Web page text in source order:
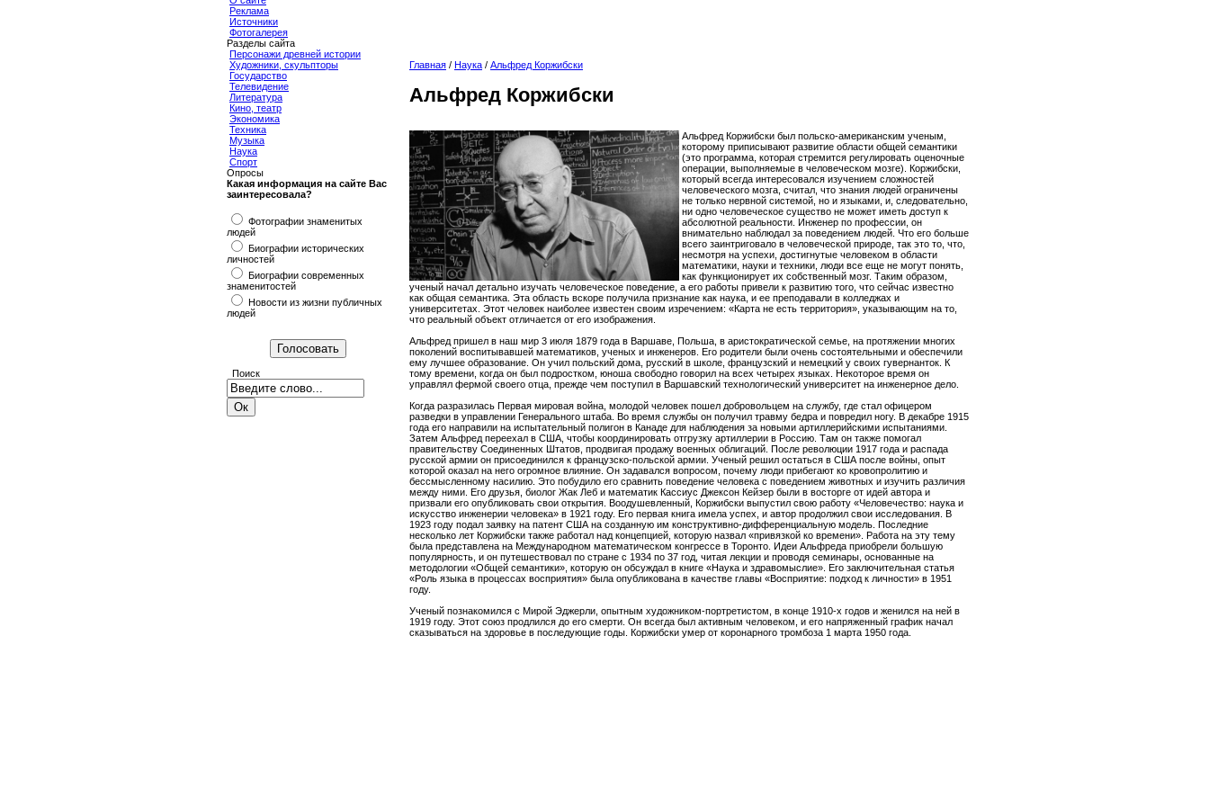
Реклама
Источники
Фотогалерея
Разделы сайта
Персонажи древней истории
Художники, скульпторы
Государство
Телевидение
Литература
Кино, театр
Экономика
Техника
Музыка
Наука
Спорт
Опросы
Какая информация на сайте Вас
заинтересовала?
Фотографии знаменитых
людей
Биографии исторических
личностей
Биографии современных
знаменитостей
Новости из жизни публичных
людей
Поиск
Главная / Наука / Альфред Коржибски
Альфред Коржибски
Альфред Коржибски был польско-американским ученым,
которому приписывают развитие области общей семантики
(это программа, которая стремится регулировать оценочные
операции, выполняемые в человеческом мозге). Коржибски,
который всегда интересовался изучением сложностей
человеческого мозга, считал, что знания людей ограничены
не только нервной системой, но и языками, и, следовательно,
ни одно человеческое существо не может иметь доступ к
абсолютной реальности. Инженер по профессии, он
внимательно наблюдал за поведением людей. Что его больше
всего заинтриговало в человеческой природе, так это то, что,
несмотря на успехи, достигнутые человеком в области
математики, науки и техники, люди все еще не могут понять,
как функционирует их собственный мозг. Таким образом,
ученый начал детально изучать человеческое поведение, а его работы привели к развитию того, что сейчас известно
как общая семантика. Эта область вскоре получила признание как наука, и ее преподавали в колледжах и
университетах. Этот человек наиболее известен своим изречением: «Карта не есть территория», указывающим на то,
что реальный объект отличается от его изображения.
Альфред пришел в наш мир 3 июля 1879 года в Варшаве, Польша, в аристократической семье, на протяжении многих
поколений воспитывавшей математиков, ученых и инженеров. Его родители были очень состоятельными и обеспечили
ему лучшее образование. Он учил польский дома, русский в школе, французский и немецкий у своих гувернанток. К
тому времени, когда он был подростком, юноша свободно говорил на всех четырех языках. Некоторое время он
управлял фермой своего отца, прежде чем поступил в Варшавский технологический университет на инженерное дело.
Когда разразилась Первая мировая война, молодой человек пошел добровольцем на службу, где стал офицером
разведки в управлении Генерального штаба. Во время службы он получил травму бедра и повредил ногу. В декабре 1915
года его направили на испытательный полигон в Канаде для наблюдения за новыми артиллерийскими испытаниями.
Затем Альфред переехал в США, чтобы координировать отгрузку артиллерии в Россию. Там он также помогал
правительству Соединенных Штатов, продвигая продажу военных облигаций. После революции 1917 года и распада
русской армии он присоединился к французско-польской армии. Ученый решил остаться в США после войны, опыт
которой оказал на него огромное влияние. Он задавался вопросом, почему люди прибегают ко кровопролитию и
бессмысленному насилию. Это побудило его сравнить поведение человека с поведением животных и изучить различия
между ними. Его друзья, биолог Жак Леб и математик Кассиус Джексон Кейзер были в восторге от идей автора и
призвали его опубликовать свои открытия. Воодушевленный, Коржибски выпустил свою работу «Человечество: наука и
искусство инженерии человека» в 1921 году. Его первая книга имела успех, и автор продолжил свои исследования. В
1923 году подал заявку на патент США на созданную им конструктивно-дифференциальную модель. Последние
несколько лет Коржибски также работал над концепцией, которую назвал «привязкой ко времени». Работа на эту тему
была представлена на Международном математическом конгрессе в Торонто. Идеи Альфреда приобрели большую
популярность, и он путешествовал по стране с 1934 по 37 год, читая лекции и проводя семинары, основанные на
методологии «Общей семантики», которую он обсуждал в книге «Наука и здравомыслие». Его заключительная статья
«Роль языка в процессах восприятия» была опубликована в качестве главы «Восприятие: подход к личности» в 1951
году.
Ученый познакомился с Мирой Эджерли, опытным художником-портретистом, в конце 1910-х годов и женился на ней в
1919 году. Этот союз продлился до его смерти. Он всегда был активным человеком, и его напряженный график начал
сказываться на здоровье в последующие годы. Коржибски умер от коронарного тромбоза 1 марта 1950 года.